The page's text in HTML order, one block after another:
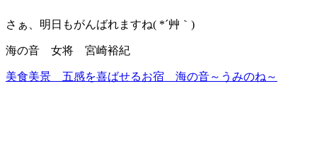
さぁ、明日もがんばれますね( *´艸｀)
海の音 女将 宮崎裕紀
美食美景 五感を喜ばせるお宿 海の音～うみのね～